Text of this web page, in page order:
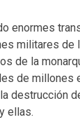
enormes
militares de
de la
de millones
destrucción
ellas.